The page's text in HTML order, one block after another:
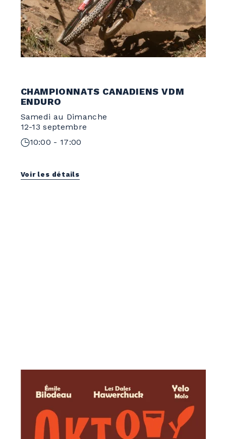
CHAMPIONNATS CANADIENS VDM
ENDURO
Samedi au Dimanche
12-13 septembre
10:00 - 17:00
Voir les détails